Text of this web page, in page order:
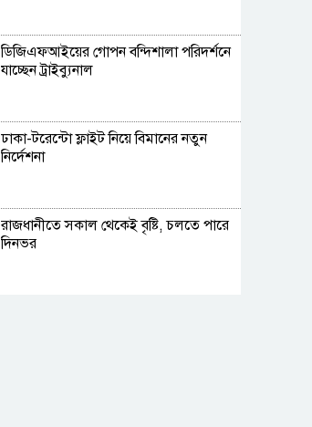
ডিজিএফআইয়ের গোপন বন্দিশালা পরিদর্শনে
যাচ্ছেন ট্রাইব্যুনাল
ঢাকা-টরেন্টো ফ্লাইট নিয়ে বিমানের নতুন
নির্দেশনা
রাজধানীতে সকাল থেকেই বৃষ্টি, চলতে পারে
দিনভর